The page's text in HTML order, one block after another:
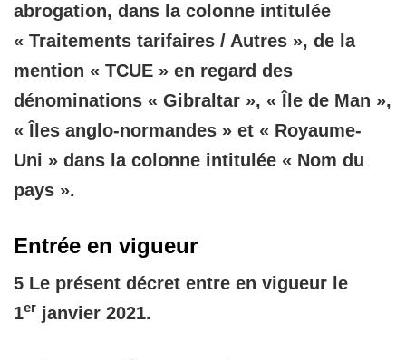
abrogation, dans la colonne intitulée
« Traitements tarifaires / Autres », de la
mention « TCUE » en regard des
dénominations « Gibraltar », « Île de Man »,
« Îles anglo-normandes » et « Royaume-
Uni » dans la colonne intitulée « Nom du
pays ».
Entrée en vigueur
5 Le présent décret entre en vigueur le
1er janvier 2021.